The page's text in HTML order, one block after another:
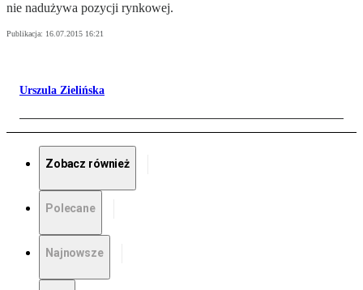
nie nadużywa pozycji rynkowej.
Publikacja: 16.07.2015 16:21
Urszula Zielińska
Zobacz również
Polecane
Najnowsze